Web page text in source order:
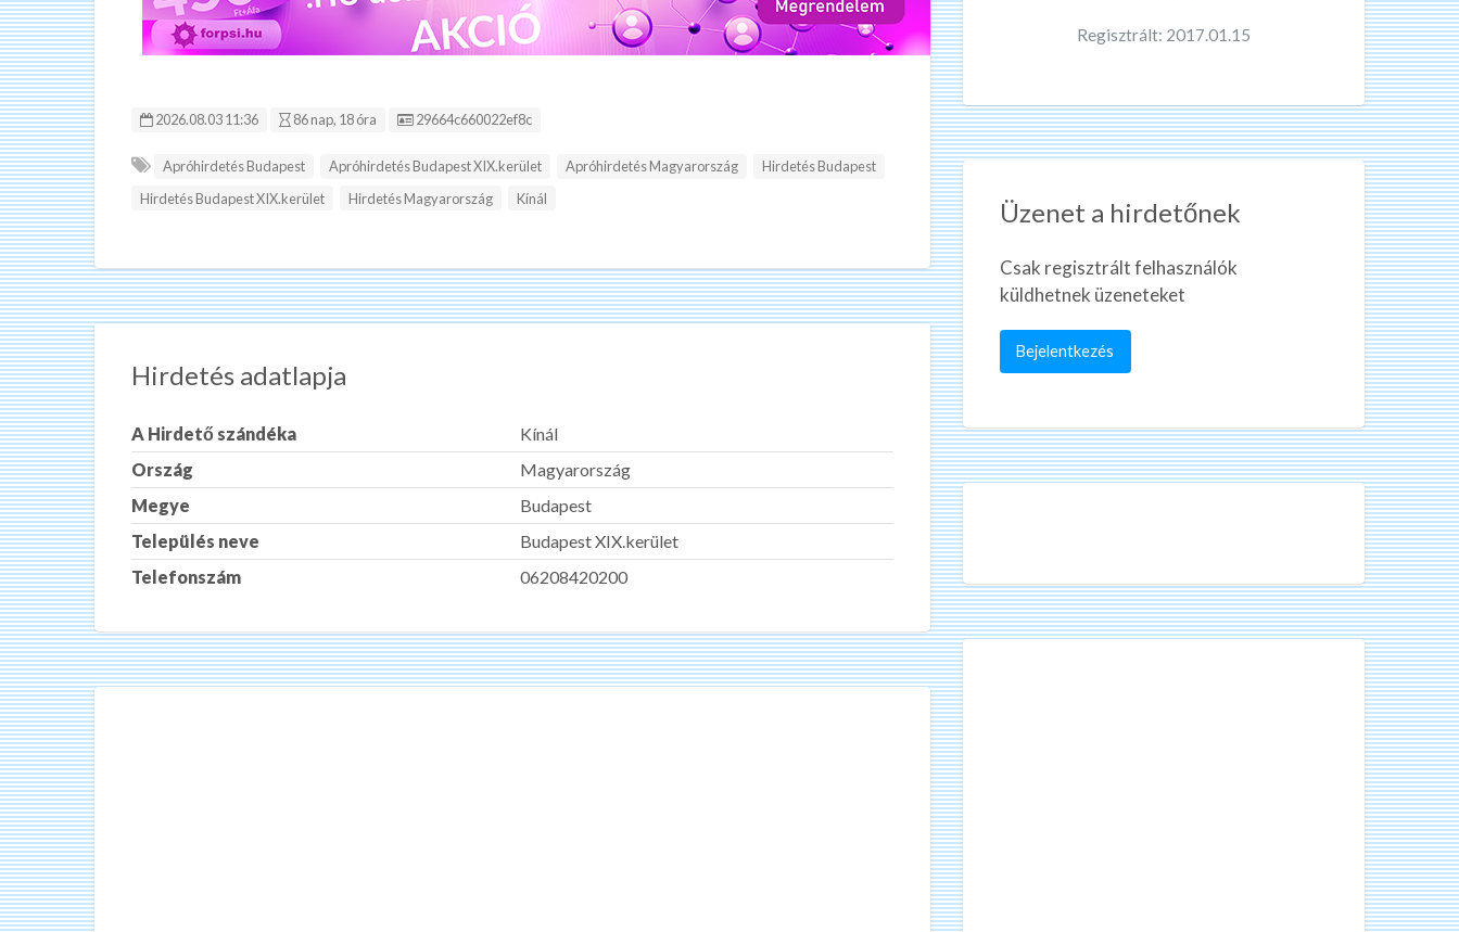
2026.08.03 11:36 86 nap, 18 óra Hirdetés ID:
29664c660022ef8c
Apróhirdetés Budapest Apróhirdetés Budapest XIX.kerület Apróhirdetés Magyarország
Hirdetés Budapest
Hirdetés Budapest XIX.kerület
Hirdetés Magyarország Kínál
Hirdetés adatlapja
A Hirdető szándéka
Kínál
Ország
Magyarország
Megye
Budapest
Település neve
Budapest XIX.kerület
Telefonszám
06208420200
Regisztrált: 2017.01.15
Üzenet a hirdetőnek
Csak regisztrált felhasználók
küldhetnek üzeneteket
Bejelentkezés